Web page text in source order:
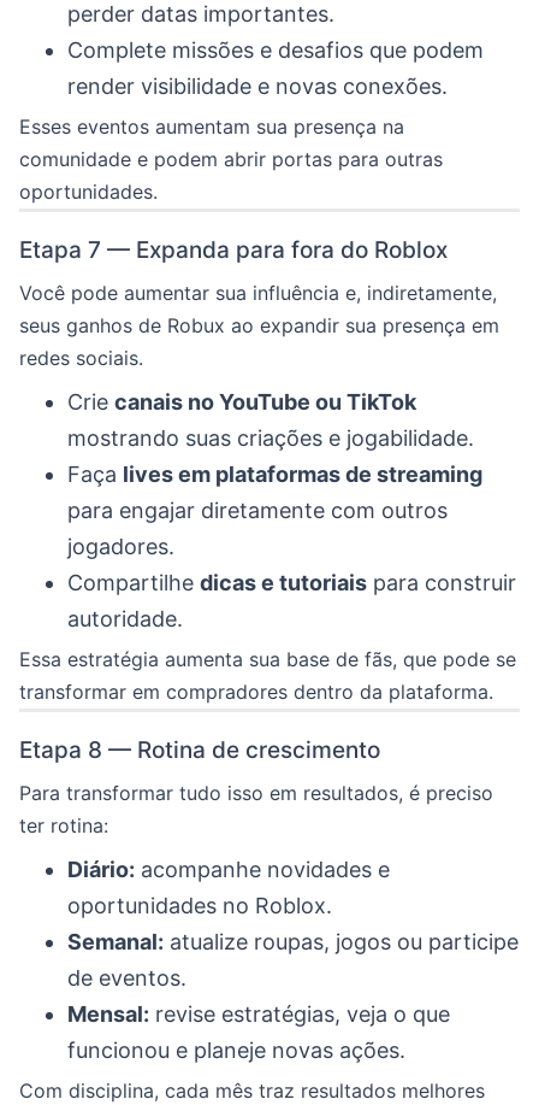
perder datas importantes.
Complete missões e desafios que podem
render visibilidade e novas conexões.
Esses eventos aumentam sua presença na
comunidade e podem abrir portas para outras
oportunidades.
Etapa 7 — Expanda para fora do Roblox
Você pode aumentar sua influência e, indiretamente,
seus ganhos de Robux ao expandir sua presença em
redes sociais.
Crie canais no YouTube ou TikTok
mostrando suas criações e jogabilidade.
Faça lives em plataformas de streaming
para engajar diretamente com outros
jogadores.
Compartilhe dicas e tutoriais para construir
autoridade.
Essa estratégia aumenta sua base de fãs, que pode se
transformar em compradores dentro da plataforma.
Etapa 8 — Rotina de crescimento
Para transformar tudo isso em resultados, é preciso
ter rotina:
Diário: acompanhe novidades e
oportunidades no Roblox.
Semanal: atualize roupas, jogos ou participe
de eventos.
Mensal: revise estratégias, veja o que
funcionou e planeje novas ações.
Com disciplina, cada mês traz resultados melhores